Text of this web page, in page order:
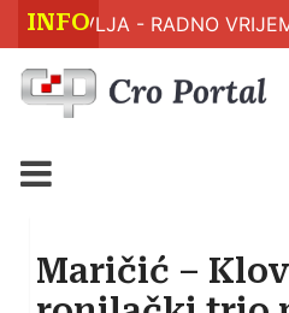
INFO
ZDRAVLJA - RADNO
Maričić –